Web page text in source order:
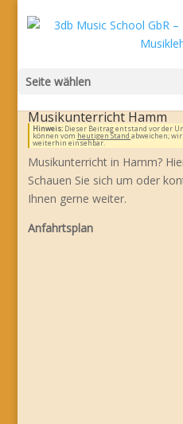
Seite wählen
Musikunterricht Hamm
Hinweis:Dieser Beitrag entstand vor der
können vom heutigen Stand abweichen;
weiterhin einsehbar.
Musikunterricht in Hamm?
Schauen Sie sich um oder
Ihnen gerne weiter.
Anfahrtsplan